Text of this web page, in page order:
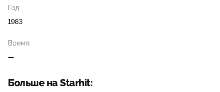
Год:
1983
Время:
—
Больше на Starhit: